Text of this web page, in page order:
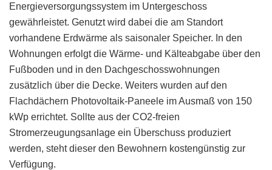
Energieversorgungssystem im Untergeschoss
gewährleistet. Genutzt wird dabei die am Standort
vorhandene Erdwärme als saisonaler Speicher. In den
Wohnungen erfolgt die Wärme- und Kälteabgabe über den
Fußboden und in den Dachgeschosswohnungen
zusätzlich über die Decke. Weiters wurden auf den
Flachdächern Photovoltaik-Paneele im Ausmaß von 150
kWp errichtet. Sollte aus der CO2-freien
Stromerzeugungsanlage ein Überschuss produziert
werden, steht dieser den Bewohnern kostengünstig zur
Verfügung.